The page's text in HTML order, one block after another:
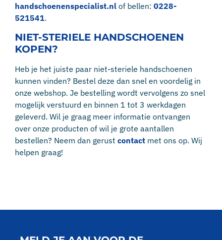
handschoenenspecialist.nl of bellen: 0228-
521541.
NIET-STERIELE HANDSCHOENEN
KOPEN?
Heb je het juiste paar niet-steriele handschoenen
kunnen vinden? Bestel deze dan snel en voordelig in
onze webshop. Je bestelling wordt vervolgens zo snel
mogelijk verstuurd en binnen 1 tot 3 werkdagen
geleverd. Wil je graag meer informatie ontvangen
over onze producten of wil je grote aantallen
bestellen? Neem dan gerust contact met ons op. Wij
helpen graag!